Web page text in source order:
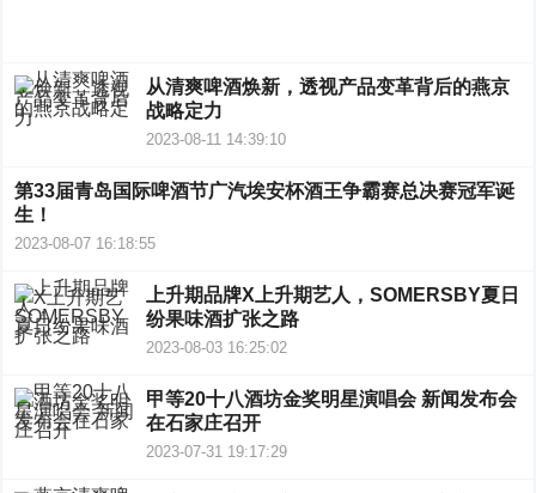
从清爽啤酒焕新，透视产品变革背后的燕京
战略定力
2023-08-11 14:39:10
第33届青岛国际啤酒节广汽埃安杯酒王争霸赛总决赛冠军诞
生！
2023-08-07 16:18:55
上升期品牌X上升期艺人，SOMERSBY夏日
纷果味酒扩张之路
2023-08-03 16:25:02
甲等20十八酒坊金奖明星演唱会 新闻发布会
在石家庄召开
2023-07-31 19:17:29